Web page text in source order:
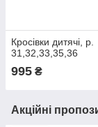
Кросівки дитячі, р.
31,32,33,35,36
995 ₴
Акційні